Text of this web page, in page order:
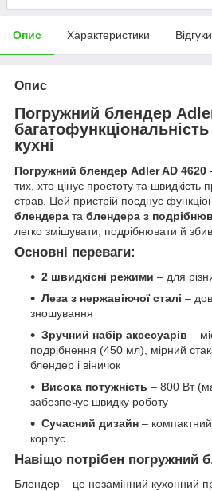
Опис Характеристики
Опис
Погружний блендер
багатофункціональність
кухні
Погружний блендер Adler AD 4620
тих, хто цінує простоту та швидкість
страв. Цей пристрій поєднує
блендера та блендера з
легко змішувати, подрібнювати й
Основні переваги:
2 швидкісні режими – для
Леза з нержавіючої сталі –
зношування
Зручний набір аксесуарів –
подрібнення (450 мл), мірний
блендер і віничок
Висока потужність – 800 Вт
забезпечує швидку роботу
Сучасний дизайн –
корпус
Навіщо потрібен погружний
Блендер – це незамінний кухонний